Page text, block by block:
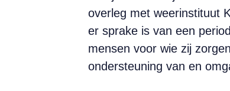
overleg met weerinstituut
er sprake is van een
mensen voor wie zij
ondersteuning van en